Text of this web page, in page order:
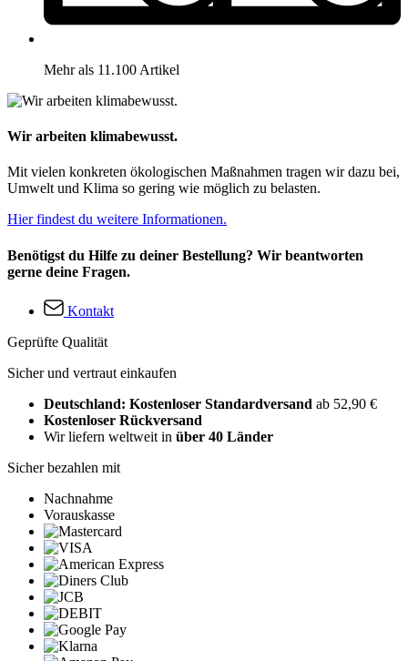
Mehr als 11.100 Artikel
Wir arbeiten klimabewusst.
Mit vielen konkreten ökologischen Maßnahmen tragen wir dazu bei,
Umwelt und Klima so gering wie möglich zu belasten.
Hier findest du weitere Informationen.
Benötigst du Hilfe zu deiner Bestellung? Wir beantworten
gerne deine Fragen.
Kontakt
Geprüfte Qualität
Sicher und vertraut einkaufen
Deutschland: Kostenloser Standardversand ab 52,90 €
Kostenloser Rückversand
Wir liefern weltweit in über 40 Länder
Sicher bezahlen mit
Nachnahme
Vorauskasse